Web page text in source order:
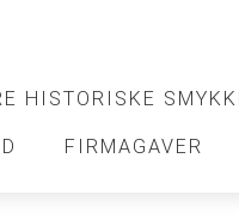
HISTORISKE
FIRMAGAVER